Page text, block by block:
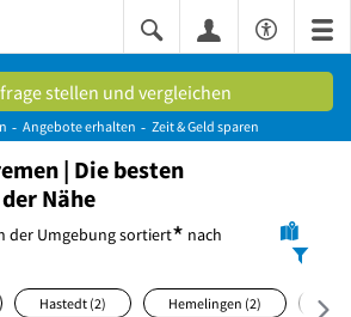
stellen und vergleichen
Angebote erhalten Zeit & Geld sparen
| Die besten
Nähe
der Umgebungsortiert* nach
Hastedt (2) Hemelingen (2)